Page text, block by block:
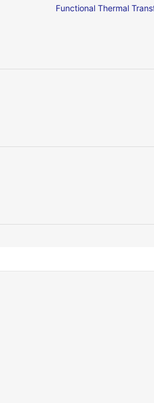
Functional Thermal